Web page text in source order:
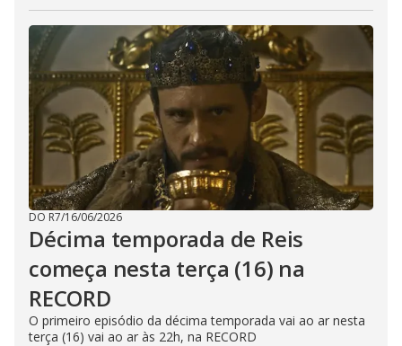
DO R7/16/06/2026
Décima temporada de Reis
começa nesta terça (16) na
RECORD
O primeiro episódio da décima temporada vai ao ar nesta
terça (16) vai ao ar às 22h, na RECORD